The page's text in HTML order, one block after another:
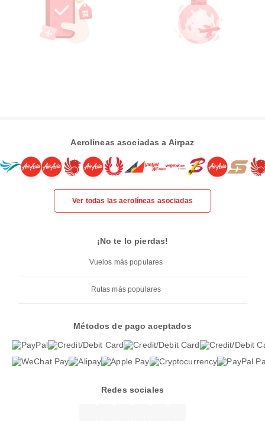
Aerolíneas asociadas a Airpaz
Ver todas las aerolíneas asociadas
¡No te lo pierdas!
Vuelos más populares
Rutas más populares
Métodos de pago aceptados
Redes sociales